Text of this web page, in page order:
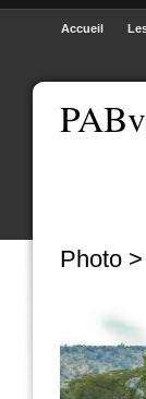
Accueil
Photo